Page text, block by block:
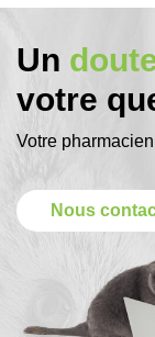
Un
votre
Votre
Nous